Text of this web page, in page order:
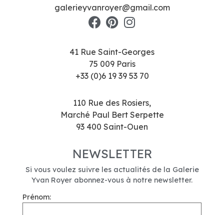
galerieyvanroyer@gmail.com
41 Rue Saint-Georges
75 009 Paris
+33 (0)6 19 39 53 70
110 Rue des Rosiers,
Marché Paul Bert Serpette
93 400 Saint-Ouen
NEWSLETTER
Si vous voulez suivre les actualités de la Galerie
Yvan Royer abonnez-vous à notre newsletter.
Prénom: